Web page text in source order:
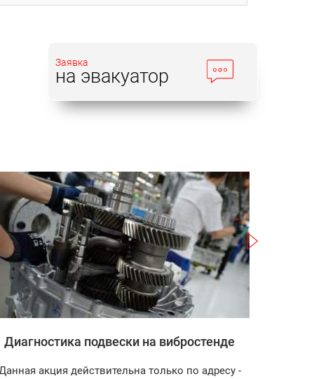
Заявка
на эвакуатор
Записаться
Диагностика подвески на вибростенде
акция действительна только по адресу -